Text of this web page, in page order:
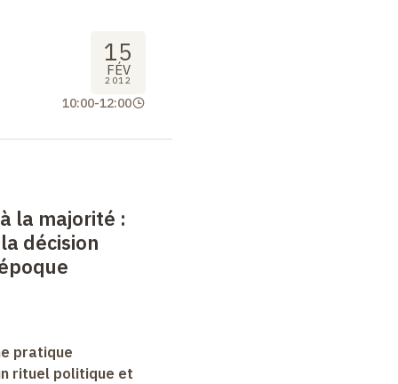
15
FÉV
2012
10:00-12:00
la majorité :
décision
pratique
rituel politique et